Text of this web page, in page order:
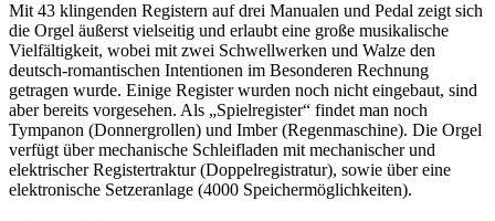
Mit 43 klingenden Registern auf drei Manualen und Pedal zeigt sich
die Orgel äußerst vielseitig und erlaubt eine große musikalische
Vielfältigkeit, wobei mit zwei Schwellwerken und Walze den
deutsch-romantischen Intentionen im Besonderen Rechnung
getragen wurde. Einige Register wurden noch nicht eingebaut, sind
aber bereits vorgesehen. Als „Spielregister“ findet man noch
Tympanon (Donnergrollen) und Imber (Regenmaschine). Die Orgel
verfügt über mechanische Schleifladen mit mechanischer und
elektrischer Registertraktur (Doppelregistratur), sowie über eine
elektronische Setzeranlage (4000 Speichermöglichkeiten).